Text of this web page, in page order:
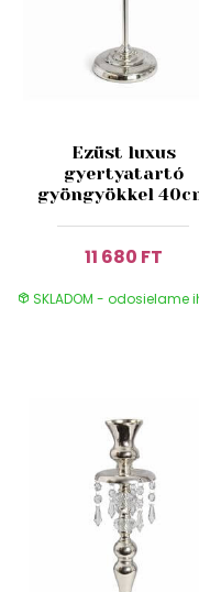
Ezüst luxus
gyertyatartó
gyöngyökkel
11 680 FT
SKLADOM - odosielame